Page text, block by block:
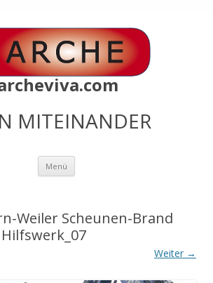
MITEINANDER
Menü Zum
springen
Weiler Scheunen-Brand
Weiter →